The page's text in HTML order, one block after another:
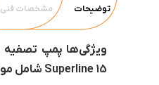
توضیحات مشخصات فنی
Superline 15 شامل موارد زیر است: